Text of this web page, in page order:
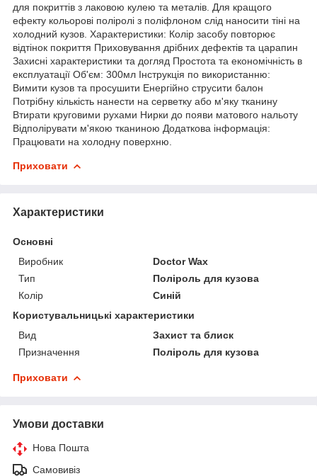
для покриттів з лаковою кулею та металів. Для кращого
ефекту кольорові поліролі з поліфлоном слід наносити тіні на
холодний кузов. Характеристики: Колір засобу повторює
відтінок покриття Приховування дрібних дефектів та царапин
Захисні характеристики та догляд Простота та економічність в
експлуатації Об'єм: 300мл Інструкція по використанню:
Вимити кузов та просушити Енергійно струсити балон
Потрібну кількість нанести на серветку або м'яку тканину
Втирати круговими рухами Нирки до появи матового нальоту
Відполірувати м'якою тканиною Додаткова інформація:
Працювати на холодну поверхню.
Приховати
Характеристики
Основні
Виробник
Doctor Wax
Тип
Поліроль для кузова
Колір
Синій
Користувальницькі характеристики
Вид
Захист та блиск
Призначення
Поліроль для кузова
Приховати
Умови доставки
Нова Пошта
Самовивіз